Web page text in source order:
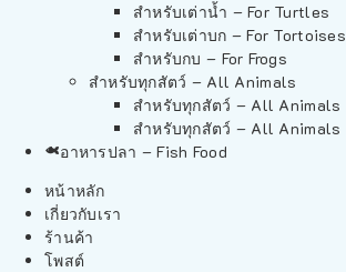
สำหรับเต่าน้ำ – For Turtles
สำหรับเต่าบก – For Tortoises
สำหรับกบ – For Frogs
สำหรับทุกสัตว์ – All Animals
สำหรับทุกสัตว์ – All Animals
สำหรับทุกสัตว์ – All Animals
อาหารปลา – Fish Food
หน้าหลัก
เกี่ยวกับเรา
ร้านค้า
โพสต์